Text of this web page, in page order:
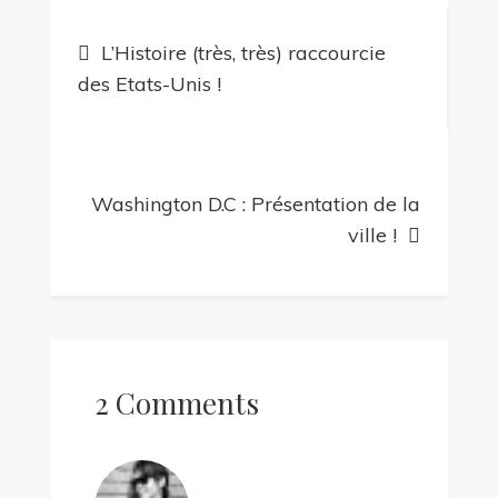
deL’Histoire (très, très) raccourcie
des Etats-Unis !
Washington D.C : Présentation de la
ville !
2 Comments